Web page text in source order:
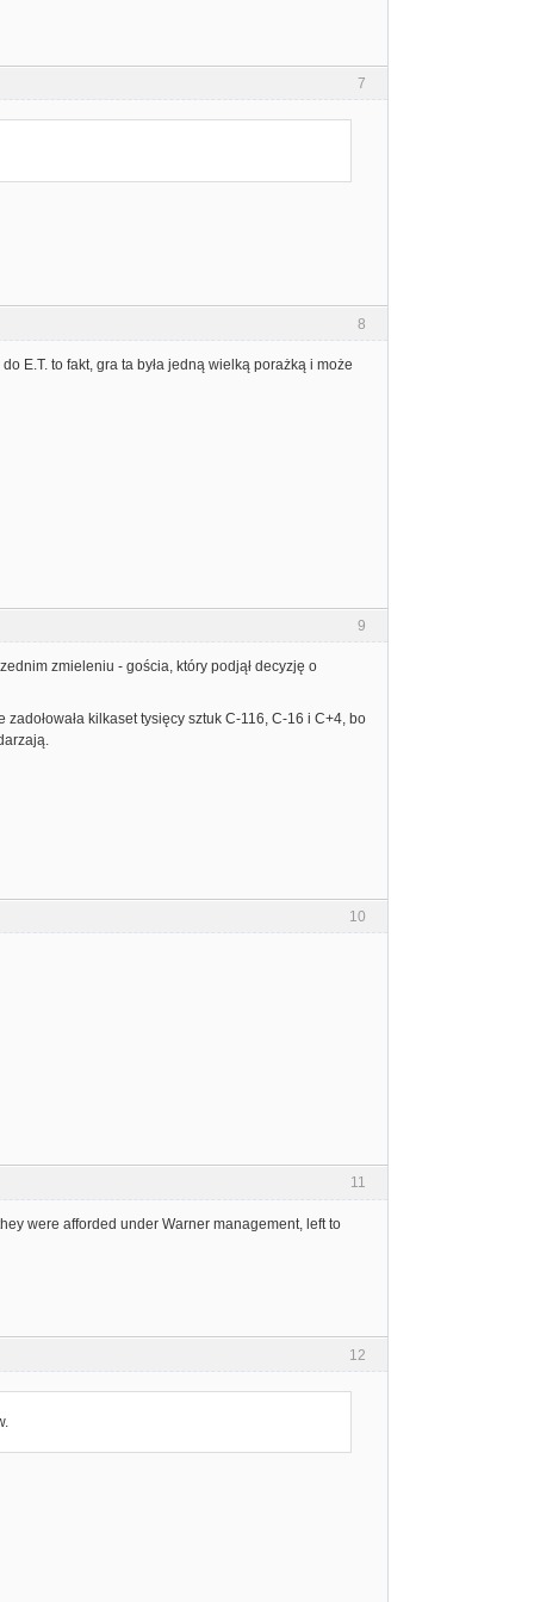
7
8
E.T. to fakt, gra ta była jedną wielką porażką i może
9
zmieleniu - gościa, który podjął decyzję o
kilkaset tysięcy sztuk C-116, C-16 i C+4, bo
10
11
were afforded under Warner management, left to
12